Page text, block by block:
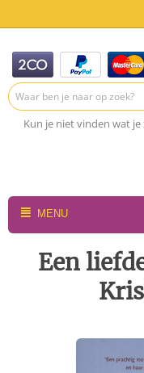
Kun je niet vinden wat
MENU
Een